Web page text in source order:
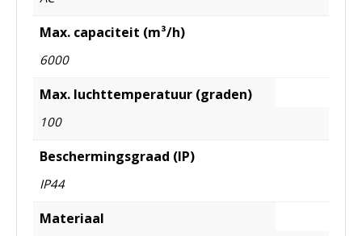
Max. capaciteit (m³/h)
6000
Max. luchttemperatuur (graden)
100
Beschermingsgraad (IP)
IP44
Materiaal